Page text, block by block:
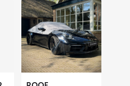
Mehr
lesen
über
ROOF
Autodachabdeckung